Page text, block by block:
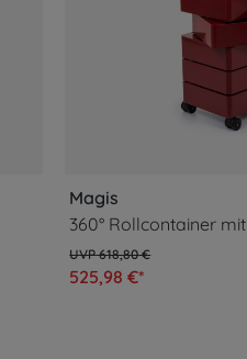
Magis
360° Rollcontainer
525,98 €*
618,80 €